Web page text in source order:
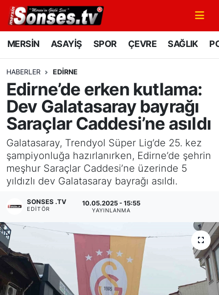
MERSİN ASAYİŞ SPOR ÇEVRE SAĞLIK
HABERLER EDIRNE
Edirne’de erken kutlama:
Dev Galatasaray bayrağı
Saraçlar Caddesi’ne asıldı
Galatasaray, Trendyol Süper Lig’de 25. kez
şampiyonluğa hazırlanırken, Edirne’de şehrin
meşhur Saraçlar Caddesi’ne üzerinde 5
yıldızlı dev Galatasaray bayrağı asıldı.
SONSES .TV
EDITÖR
10.05.2025 - 15:55
YAYINLANMA
MERSİN
SPOR
GÜNÜN MANŞETİ
DÜNYA
KÜLTÜR - SANAT
MAGAZİN
SAĞLIK
YEREL HABER
Haberde insan
Mersin Nöbetçi Eczaneler
Mersin Namaz Vakitleri
Mersin Trafik Yoğunluk Haritası
Süper Lig Puan Durumu ve Fikstür
Tüm Manşetler
Son Dakika Haberleri
Haber Arşivi